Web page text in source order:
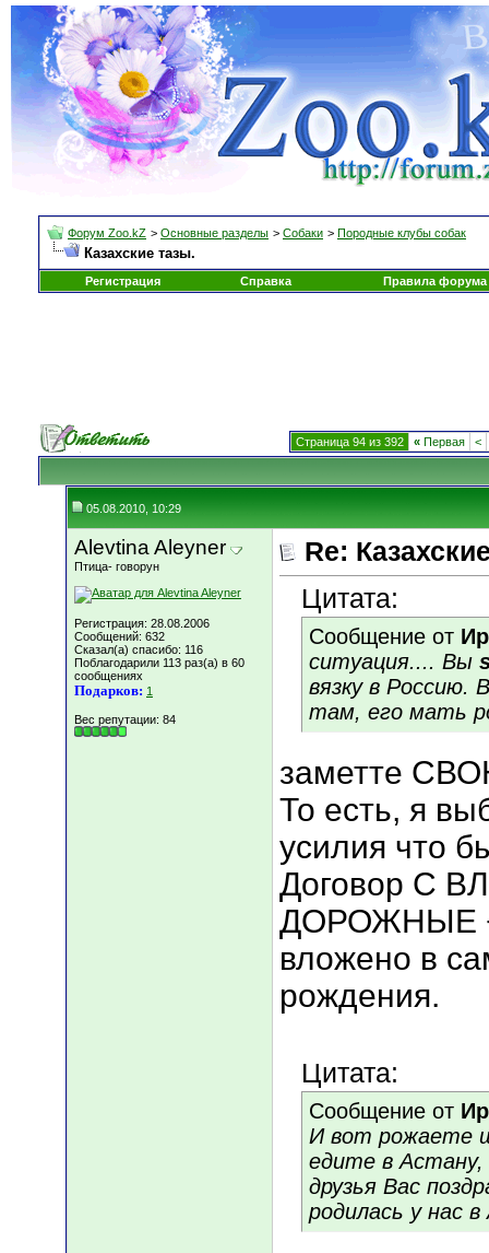
Форум Zoo.kZ > Основные разделы > Собаки > Породные клубы собак
Казахские тазы.
Регистрация Справка Правила форума
Страница 94 из 392 « Первая <
05.08.2010, 10:29
Alevtina Aleyner
Птица- говорун
Регистрация: 28.08.2006
Сообщений: 632
Сказал(а) спасибо: 116
Поблагодарили 113 раз(а) в 60
сообщениях
Подарков: 1
Вес репутации: 84
Re:
Цитата:
Сообщение от
ситуация.... Вы
вязку в Россию.
там, его мать
заметте
То есть, я
усилия что
Договор С
ДОРОЖНЫЕ
вложено в
рождения.
Цитата:
Сообщение от
И вот рожаете
едите в
друзья Вас
родилась у нас